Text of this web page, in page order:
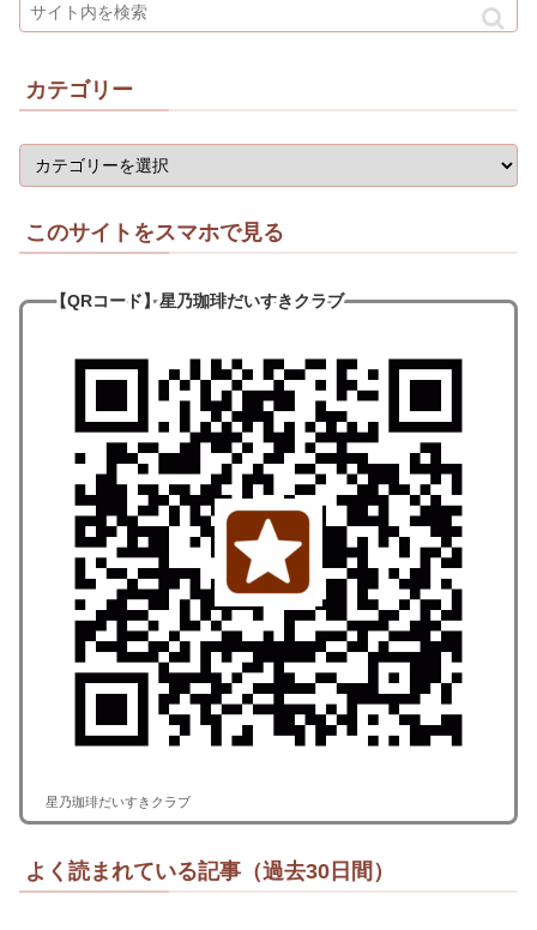
カテゴリー
このサイトをスマホで見る
【QRコード】星乃珈琲だいすきクラブ
星乃珈琲だいすきクラブ
よく読まれている記事（過去30日間）